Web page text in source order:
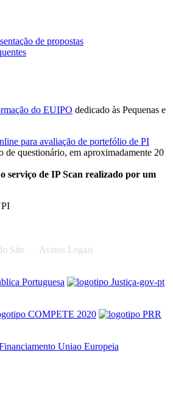
de propostas
do EUIPO dedicado às Pequenas e
para avaliação de portefólio de PI
questionário, em aproximadamente 20
de IP Scan realizado por um
Site Avisos Legais